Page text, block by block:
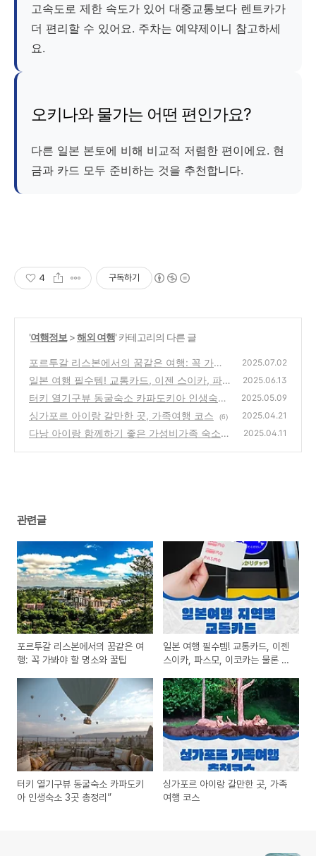
고속도로 제한 속도가 있어 대중교통보다 렌트카가
더 편리할 수 있어요. 주차는 예약제이니 참고하세
요.
오키나와 물가는 어떤 편인가요?
다른 일본 본토에 비해 비교적 저렴한 편이에요. 현
금과 카드 모두 준비하는 것을 추천합니다.
4 구독하기
'여행정보 >해외 여행' 카테고리의 다른 글
포르투갈 리스본에서의 꿈같은 여행: 꼭 가봐
야 할 명소와 꿀팁
(3)
2025.07.02
일본 여행 필수템! 교통카드, 이젠 스이카, 파
스모, 이코카는 물론 애플페이로도 초간편!
2025.06.13
터키 열기구뷰 동굴숙소 카파도키아 인생숙소
3곳 총정리”
(3)
2025.05.09
싱가포르 아이랑 갈만한 곳, 가족여행 코스 (6) 2025.04.21
다낭 아이랑 함께하기 좋은 가성비가족 숙소 B
2025.04.11
관련글
포르투갈 리스본에서의 꿈같은 여
행: 꼭 가봐야 할 명소와 꿀팁
일본 여행 필수템! 교통카드, 이젠
스이카, 파스모, 이코카는 물론 애
터키 열기구뷰 동굴숙소 카파도키
아 인생숙소 3곳 총정리”
싱가포르 아이랑 갈만한 곳, 가족
여행 코스